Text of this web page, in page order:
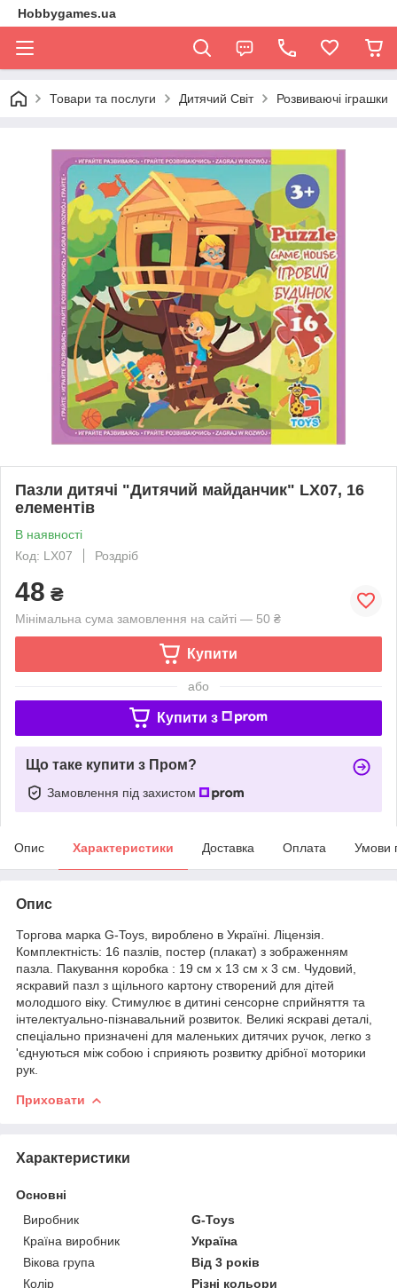
Hobbygames.ua
Товари та послуги Дитячий Світ Розвиваючі іграшки
Пазли дитячі "Дитячий майданчик" LX07, 16
елементів
В наявності
Код: LX07
Роздріб
48 ₴
Мінімальна сума замовлення на сайті — 50 ₴
Купити
або
Купити з
Що таке купити з Пром?
Замовлення під захистом
Опис Характеристики Доставка Оплата Умови
Опис
Торгова марка G-Toys, вироблено в Україні. Ліцензія.
Комплектність: 16 пазлів, постер (плакат) з зображенням
пазла. Пакування коробка : 19 см х 13 см х 3 см. Чудовий,
яскравий пазл з щільного картону створений для дітей
молодшого віку. Стимулює в дитині сенсорне сприйняття та
інтелектуально-пізнавальний розвиток. Великі яскраві деталі,
спеціально призначені для маленьких дитячих ручок, легко з
'єднуються між собою і сприяють розвитку дрібної моторики
рук.
Приховати
Характеристики
Основні
Виробник
G-Toys
Країна виробник
Україна
Вікова група
Від 3 років
Колір
Різні кольори